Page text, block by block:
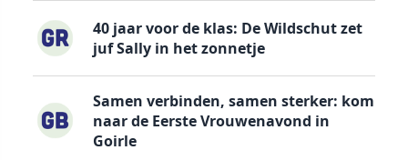
40 jaar voor de klas: De Wildschut zet
juf Sally in het zonnetje
Samen verbinden, samen sterker: kom
naar de Eerste Vrouwenavond in
Goirle